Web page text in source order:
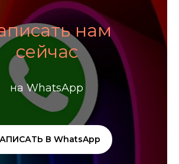
нам
сейчас
на WhatsApp
В WhatsApp